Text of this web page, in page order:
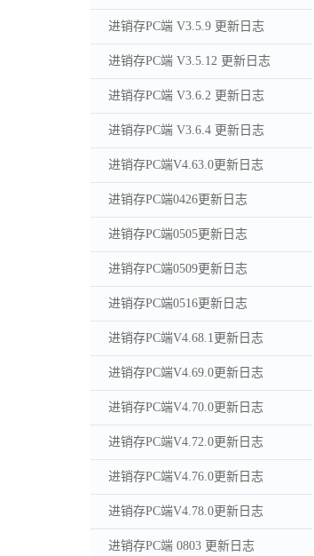
进销存PC端 V3.5.9 更新日志
进销存PC端 V3.5.12 更新日志
进销存PC端 V3.6.2 更新日志
进销存PC端 V3.6.4 更新日志
进销存PC端V4.63.0更新日志
进销存PC端0426更新日志
进销存PC端0505更新日志
进销存PC端0509更新日志
进销存PC端0516更新日志
进销存PC端V4.68.1更新日志
进销存PC端V4.69.0更新日志
进销存PC端V4.70.0更新日志
进销存PC端V4.72.0更新日志
进销存PC端V4.76.0更新日志
进销存PC端V4.78.0更新日志
进销存PC端 0803 更新日志